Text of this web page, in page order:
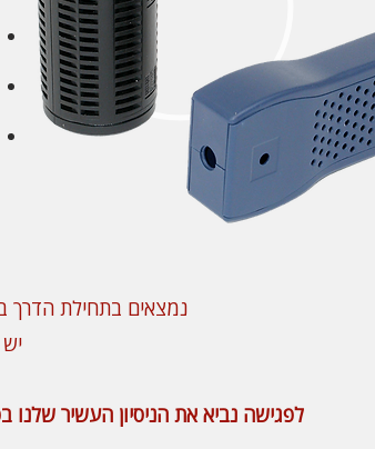
נמצאים בתחילת הדרך
לפגישה נביא את הניסיון העשיר שלנו